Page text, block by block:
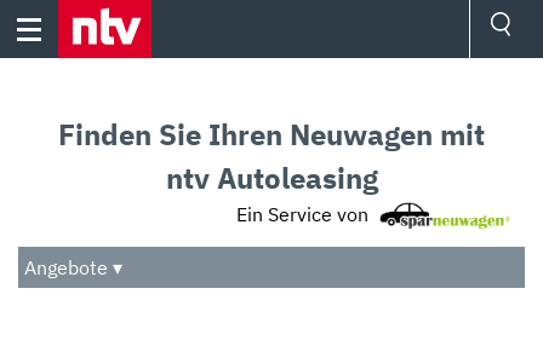
Skip
Audio
Das Beste
Finden Sie Ihren Neuwagen mit
ntv Autoleasing
Ein Service von
Angebote ▾